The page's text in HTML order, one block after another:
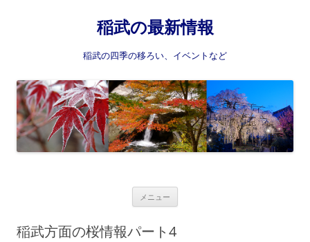
稲武の最新情報
稲武の四季の移ろい、イベントなど
メニュー
稲武方面の桜情報パート4